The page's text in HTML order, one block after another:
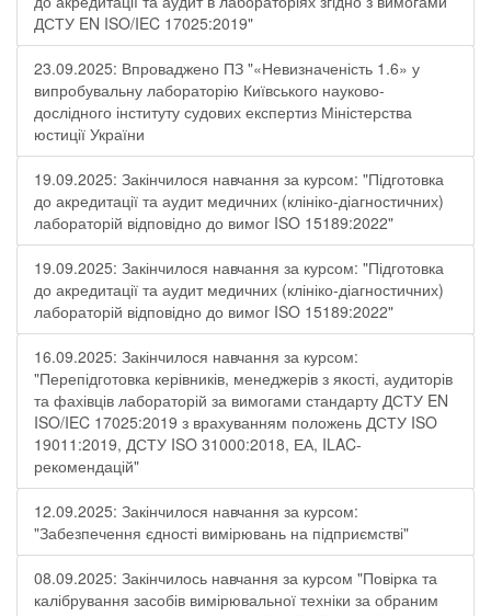
ДСТУ EN ISO/IEC 17025:2019"
23.09.2025: Впроваджено ПЗ "«Невизначеність 1.6» у
випробувальну лабораторію Київського науково-
дослідного інституту судових експертиз Міністерства
юстиції України
19.09.2025: Закінчилося навчання за курсом: "Підготовка
до акредитації та аудит медичних (клініко-діагностичних)
лабораторій відповідно до вимог ISO 15189:2022"
19.09.2025: Закінчилося навчання за курсом: "Підготовка
до акредитації та аудит медичних (клініко-діагностичних)
лабораторій відповідно до вимог ISO 15189:2022"
16.09.2025: Закінчилося навчання за курсом:
"Перепідготовка керівників, менеджерів з якості, аудиторів
та фахівців лабораторій за вимогами стандарту ДСТУ EN
ISO/IEC 17025:2019 з врахуванням положень ДСТУ ISO
19011:2019, ДСТУ ISO 31000:2018, ЕА, ILAC-
рекомендацій"
12.09.2025: Закінчилося навчання за курсом:
"Забезпечення єдності вимірювань на підприємстві"
08.09.2025: Закінчилось навчання за курсом "Повірка та
калібрування засобів вимірювальної техніки за обраним